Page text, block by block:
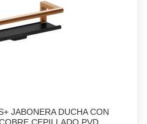
JABONERA DUCHA CON